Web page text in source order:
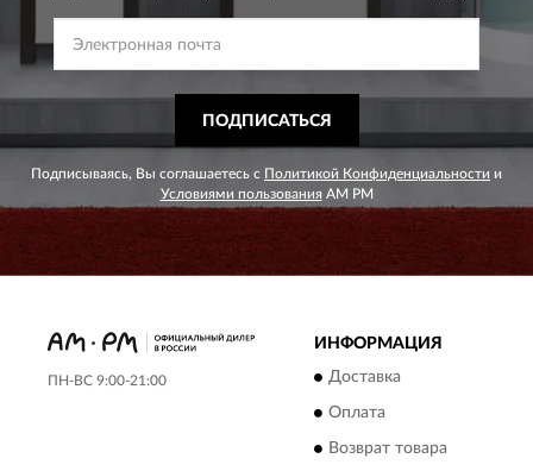
ПОДПИСАТЬСЯ
Подписываясь, Вы соглашаетесь с Политикой Конфиденциальности и
Условиями пользования AM PM
ПН-ВС 9:00-21:00
ИНФОРМАЦИЯ
Доставка
Оплата
Возврат товара